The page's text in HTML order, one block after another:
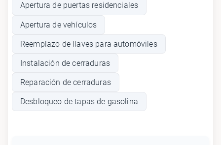
Apertura de puertas residenciales
Apertura de vehículos
Reemplazo de llaves para automóviles
Instalación de cerraduras
Reparación de cerraduras
Desbloqueo de tapas de gasolina